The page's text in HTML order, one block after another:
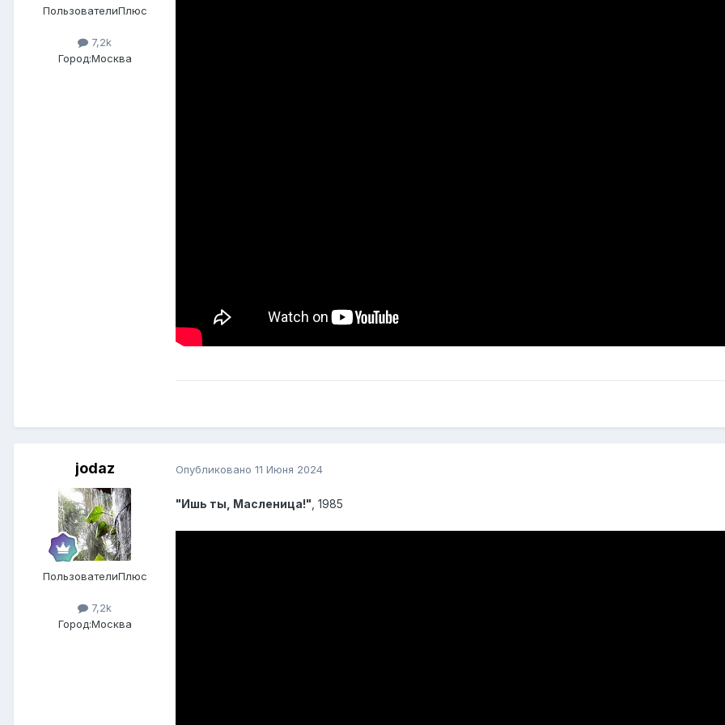
ПользователиПлюс
7,2k
Город:Москва
jodaz
ПользователиПлюс
7,2k
Город:Москва
Опубликовано 11 Июня 2024
"Ишь ты, Масленица!" , 1985